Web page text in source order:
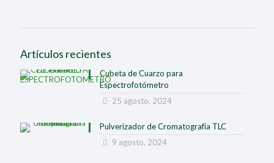
Artículos recientes
Cubeta de Cuarzo para
Espectrofotómetro
25 agosto, 2024
Pulverizador de Cromatografía TLC
9 agosto, 2024